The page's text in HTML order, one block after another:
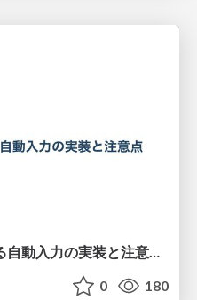
Jetpack Composeにおける自動入力の実装と注意点（作成者：Gemini 2.5 Pro Exp 03-25）
0 180